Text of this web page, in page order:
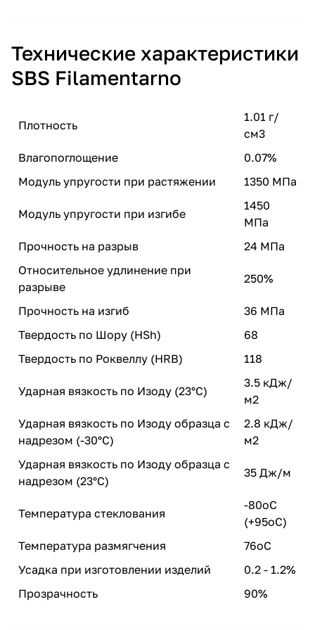
Технические характеристики
SBS Filamentarno
Плотность
1.01 г/
см3
Влагопоглощение
0.07%
Модуль упругости при растяжении
1350 МПа
Модуль упругости при изгибе
1450
МПа
Прочность на разрыв
24 МПа
Относительное удлинение при
разрыве
250%
Прочность на изгиб
36 МПа
Твердость по Шору (HSh)
68
Твердость по Роквеллу (HRB)
118
Ударная вязкость по Изоду (23°C)
3.5 кДж/
м2
Ударная вязкость по Изоду образца с
надрезом (-30°C)
2.8 кДж/
м2
Ударная вязкость по Изоду образца с
надрезом (23°C)
35 Дж/м
Температура стеклования
-80oC
(+95oC)
Температура размягчения
76oC
Усадка при изготовлении изделий
0.2 - 1.2%
Прозрачность
90%